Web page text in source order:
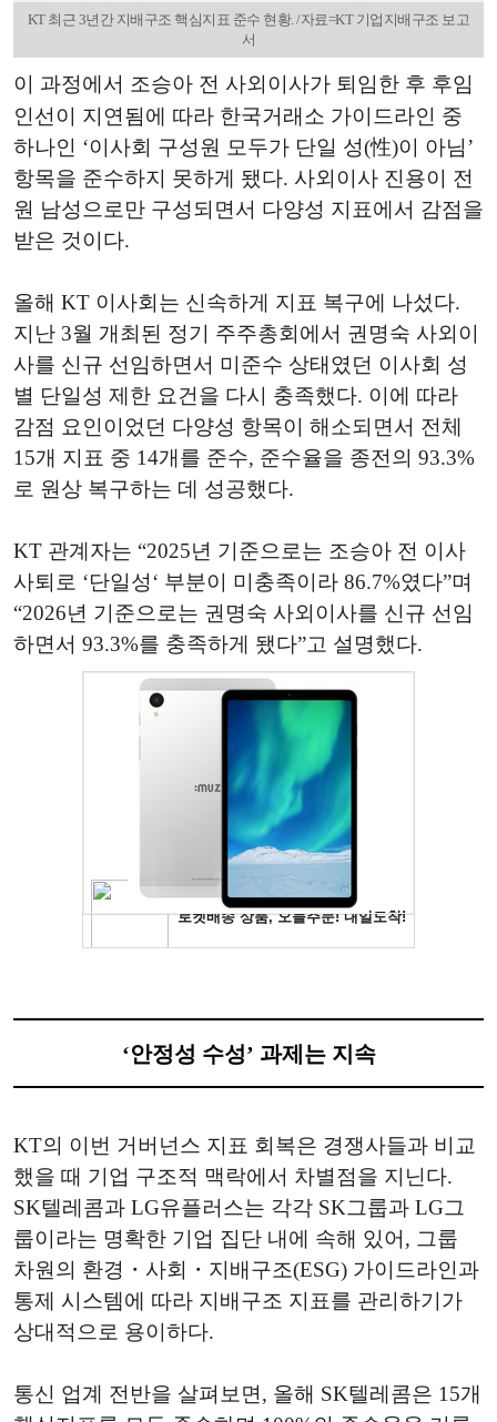
KT 최근 3년간 지배구조 핵심지표 준수 현황. /자료=KT 기업지배구조 보고
서
이 과정에서 조승아 전 사외이사가 퇴임한 후 후임
인선이 지연됨에 따라 한국거래소 가이드라인 중
하나인 ‘이사회 구성원 모두가 단일 성(性)이 아님’
항목을 준수하지 못하게 됐다. 사외이사 진용이 전
원 남성으로만 구성되면서 다양성 지표에서 감점을
받은 것이다.
올해 KT 이사회는 신속하게 지표 복구에 나섰다.
지난 3월 개최된 정기 주주총회에서 권명숙 사외이
사를 신규 선임하면서 미준수 상태였던 이사회 성
별 단일성 제한 요건을 다시 충족했다. 이에 따라
감점 요인이었던 다양성 항목이 해소되면서 전체
15개 지표 중 14개를 준수, 준수율을 종전의 93.3%
로 원상 복구하는 데 성공했다.
KT 관계자는 “2025년 기준으로는 조승아 전 이사
사퇴로 ‘단일성‘ 부분이 미충족이라 86.7%였다”며
“2026년 기준으로는 권명숙 사외이사를 신규 선임
하면서 93.3%를 충족하게 됐다”고 설명했다.
‘안정성 수성’ 과제는 지속
KT의 이번 거버넌스 지표 회복은 경쟁사들과 비교
했을 때 기업 구조적 맥락에서 차별점을 지닌다.
SK텔레콤과 LG유플러스는 각각 SK그룹과 LG그
룹이라는 명확한 기업 집단 내에 속해 있어, 그룹
차원의 환경・사회・지배구조(ESG) 가이드라인과
통제 시스템에 따라 지배구조 지표를 관리하기가
상대적으로 용이하다.
통신 업계 전반을 살펴보면, 올해 SK텔레콤은 15개